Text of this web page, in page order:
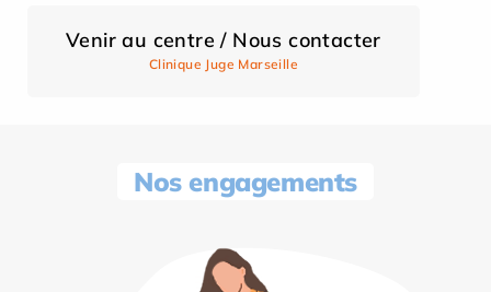
Venir au centre / Nous contacter
Clinique Juge Marseille
Nos engagements